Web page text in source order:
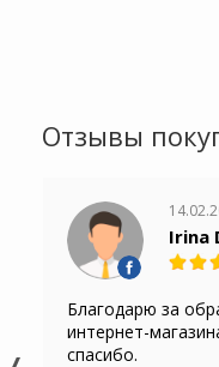
Отзывы
Irina
Благодарю за
интернет-
спасибо.